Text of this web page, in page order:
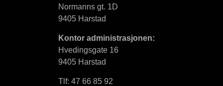
Normanns gt. 1D
9405 Harstad
Kontor administrasjonen:
Hvedingsgate 16
9405 Harstad
Tlf: 47 66 85 92